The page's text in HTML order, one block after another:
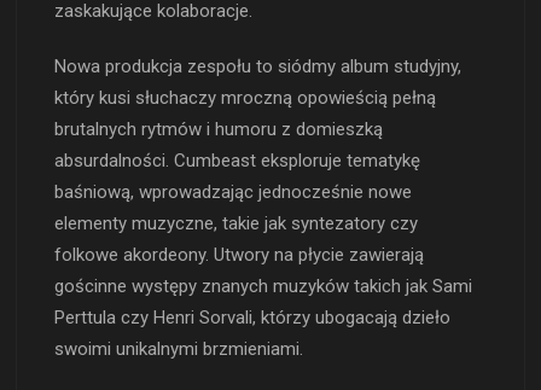
zaskakujące kolaboracje.
Nowa produkcja zespołu to siódmy album studyjny,
który kusi słuchaczy mroczną opowieścią pełną
brutalnych rytmów i humoru z domieszką
absurdalności. Cumbeast eksploruje tematykę
baśniową, wprowadzając jednocześnie nowe
elementy muzyczne, takie jak syntezatory czy
folkowe akordeony. Utwory na płycie zawierają
gościnne występy znanych muzyków takich jak Sami
Perttula czy Henri Sorvali, którzy ubogacają dzieło
swoimi unikalnymi brzmieniami.